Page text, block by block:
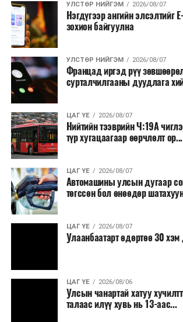
УЛСТӨР НИЙГЭМ 2026/08/07
Нэгдүгээр ангийн элсэлтийг
зохион байгуулна
УЛСТӨР НИЙГЭМ 2026/08/07
Францад иргэд рүү
сурталчилгааны дуудлага
ЦАГ ҮЕ 2026/08/07
Нийтийн тээврийн Ч:19А
түр хугацаагаар өөрчлөлт ор...
ЦАГ ҮЕ 2026/08/07
Автомашины улсын дугаар
төгссөн бол өнөөдөр
ЦАГ ҮЕ 2026/08/07
Улаанбаатарт өдөртөө 30
ЦАГ ҮЕ 2026/08/06
Улсын чанартай хатуу
талаас илүү хувь нь 13-аас...